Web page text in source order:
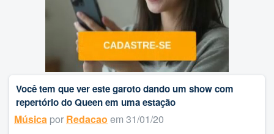
Você tem que ver este garoto dando um show com
repertório do Queen em uma estação
Música por Redacao em 31/01/20